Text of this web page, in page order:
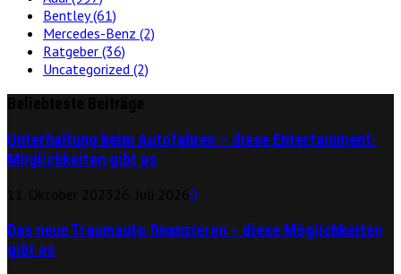
Bentley(61)
Mercedes-Benz (2)
Ratgeber (36)
Uncategorized (2)
Unterhaltung beim Autofahren – diese Entertainment-
Möglichkeiten gibt es
0
Das neue Traumauto finanzieren – diese Möglichkeiten
gibt es